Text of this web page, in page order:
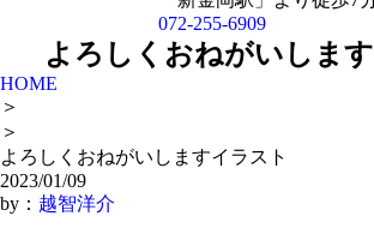
072-255-6909
よろしくおねがいしま
HOME
＞
＞
よろしくおねがいしますイラスト
2023/01/09
by： 越智洋介